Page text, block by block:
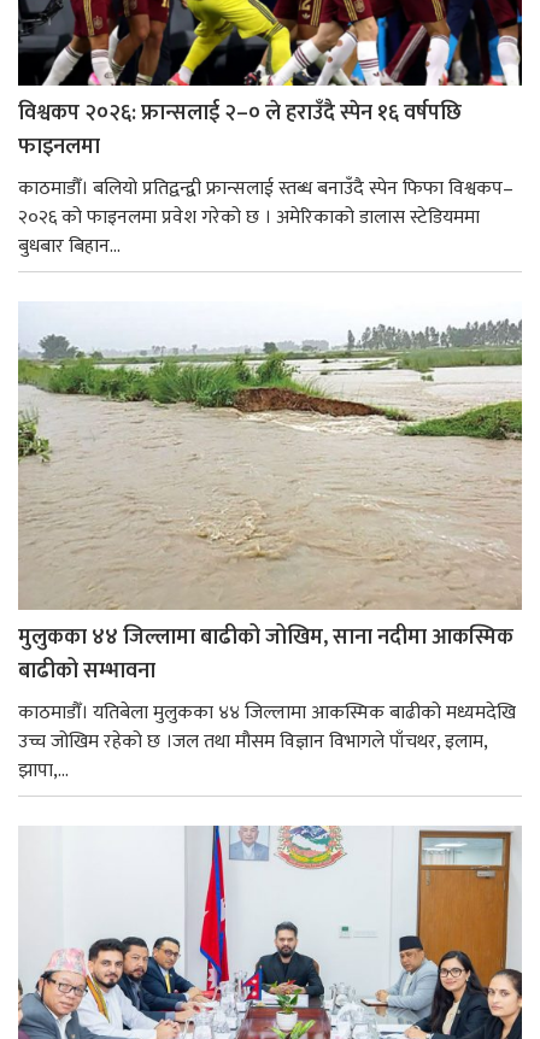
विश्वकप २०२६: फ्रान्सलाई २–० ले हराउँदै स्पेन १६ वर्षपछि
फाइनलमा
काठमाडौँ। बलियो प्रतिद्वन्द्वी फ्रान्सलाई स्तब्ध बनाउँदै स्पेन फिफा विश्वकप–
२०२६ को फाइनलमा प्रवेश गरेको छ । अमेरिकाको डालास स्टेडियममा
बुधबार बिहान...
मुलुकका ४४ जिल्लामा बाढीको जोखिम, साना नदीमा आकस्मिक
बाढीको सम्भावना
काठमाडौँ। यतिबेला मुलुकका ४४ जिल्लामा आकस्मिक बाढीको मध्यमदेखि
उच्च जोखिम रहेको छ ।जल तथा मौसम विज्ञान विभागले पाँचथर, इलाम,
झापा,...